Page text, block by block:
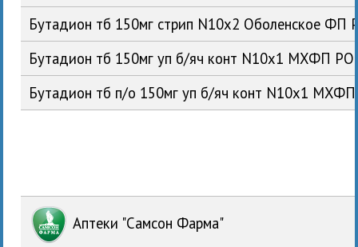
Бутадион тб 150мг стрип N10x2 Оболенское ФП
Бутадион тб 150мг уп б/яч конт N10x1 МХФП
Бутадион тб п/о 150мг уп б/яч конт N10x1
Аптеки "Самсон Фарма"